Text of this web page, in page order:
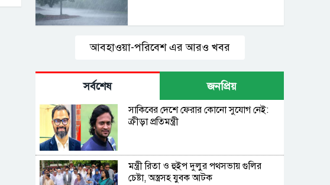
আবহাওয়া-পরিবেশ এর আরও খবর
সর্বশেষ জনপ্রিয়
সাকিবের দেশে ফেরার কোনো সুযোগ নেই:
ক্রীড়া প্রতিমন্ত্রী
মন্ত্রী রিতা ও হুইপ দুলুর পথসভায় গুলির
চেষ্টা, অস্ত্রসহ যুবক আটক